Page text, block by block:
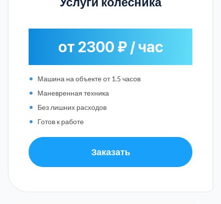
от 2300 ₽ / час
Машина на объекте от 1.5 часов
Маневренная техника
Без лишних расходов
Готов к работе
Заказать